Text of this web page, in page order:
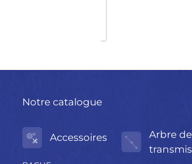
Notre catalogue
Accessoires
Arbre de